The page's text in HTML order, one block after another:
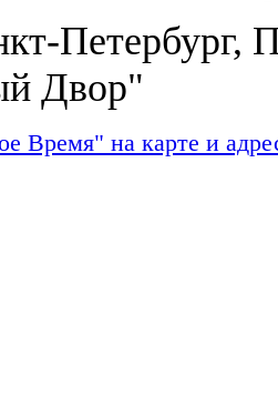
Петербург,
Двор"
Время" на карте и